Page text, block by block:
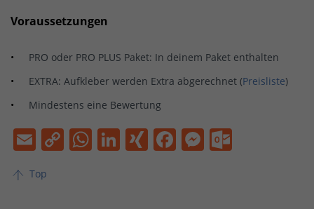
Voraussetzungen
PRO oder PRO PLUS Paket: In deinem Paket enthalten
EXTRA: Aufkleber werden Extra abgerechnet (Preisliste)
Mindestens eine Bewertung
EmailCopyWhatsApp
LinkedIn
XINGFacebook
Top